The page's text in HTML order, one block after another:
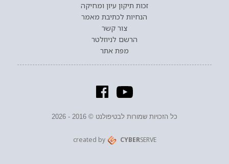
זכות תיקון עיון ומחיקה
הנחיות לכתיבת מאמר
צור קשר
הרשם לניוזלטר
מפת אתר
כל הזכויות שמורות לבטיפולנט © 2016 - 2026
created by CYBERSERVE